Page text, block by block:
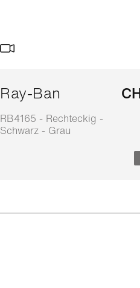
Ray-Ban
RB4165 - Rechteckig -
Schwarz - Grau